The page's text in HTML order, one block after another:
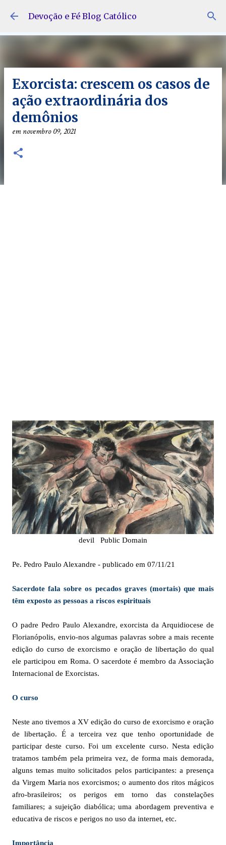
Pular para o conteúdo principal
Devoção e Fé Blog Católico
Exorcista: crescem os casos de
ação extraordinária dos
demônios
emnovembro 09, 2021
devil Public Domain
Pe. Pedro Paulo Alexandre - publicado em 07/11/21
Sacerdote fala sobre os pecados graves (mortais) que mais
têm exposto as pessoas a riscos espirituais
O padre Pedro Paulo Alexandre, exorcista da Arquidiocese de
Florianópolis, envio-nos algumas palavras sobre a mais recente
edição do curso de exorcismo e oração de libertação do qual
ele participou em Roma. O sacerdote é membro da Associação
Internacional de Exorcistas.
O curso
Neste ano tivemos a XV edição do curso de exorcismo e oração
de libertação. É a terceira vez que tenho oportunidade de
participar deste curso. Foi um excelente curso. Nesta edição
tratamos também pela primeira vez, de forma mais demorada,
alguns temas muito solicitados pelos participantes: a presença
da Virgem Maria nos exorcismos; o aumento dos ritos mágicos
afro-brasileiros; os perigos em torno das constelações
familiares; a sujeição diabólica; uma abordagem preventiva e
educativa de riscos e perigos no uso da internet, etc.
Importância